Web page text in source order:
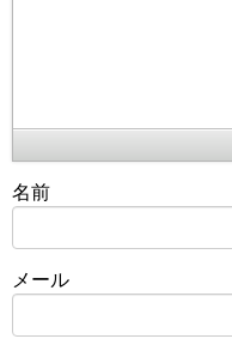
名前
メール